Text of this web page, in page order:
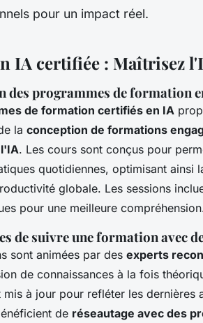
pour un impact réel.
IA certifiée : Maîtrisez
des programmes de formation
de formation certifiés en IA
la conception de formations
. Les cours sont conçus pour
quotidiennes, optimisant
globale. Les sessions
pour une meilleure
de suivre une formation avec
sont animées par des experts
de connaissances à la fois
mis à jour pour refléter les dernières
de réseautage avec des